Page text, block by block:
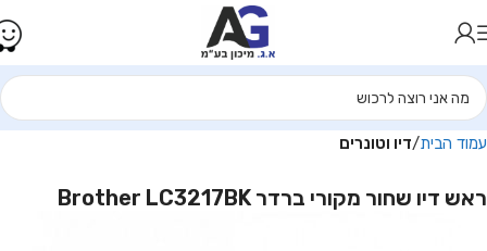
עמוד הבית דיו וטונרים
ראש דיו שחור מקורי ברדר Brother LC3217BK